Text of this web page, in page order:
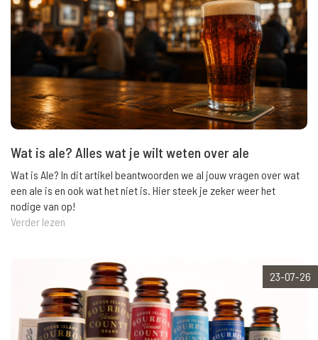
Wat is ale? Alles wat je wilt weten over ale
Wat is Ale? In dit artikel beantwoorden we al jouw vragen over wat
een ale is en ook wat het niet is. Hier steek je zeker weer het
nodige van op!
Verder lezen
23-07-26